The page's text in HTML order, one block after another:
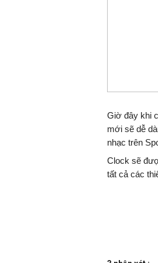
Giờ đây khi
mới sẽ dễ
nhạc trên
Clock sẽ
tất cả các